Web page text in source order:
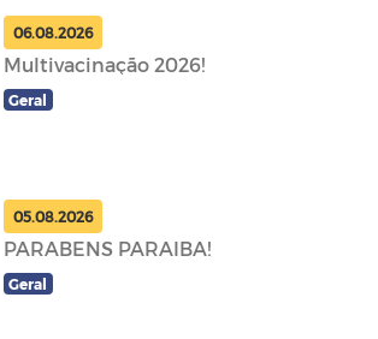
06.08.2026
Multivacinação 2026!
Geral
05.08.2026
PARABENS PARAIBA!
Geral